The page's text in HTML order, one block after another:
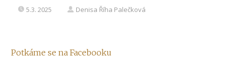
5.3. 2025 Denisa Říha Palečková
Potkáme se na Facebooku